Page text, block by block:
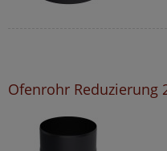
Ofenrohr Reduzierung